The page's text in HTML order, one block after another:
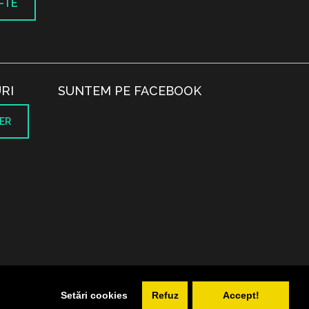
Setări cookies Refuz Accept!
TE
SUNTEM PE FACEBOOK